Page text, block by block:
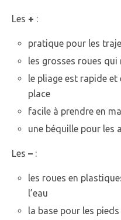
Les + :
pratique pour les
les grosses roues
le pliage est rapide
place
facile à prendre en
une béquille pour les
Les – :
les roues en
l’eau
la base pour les